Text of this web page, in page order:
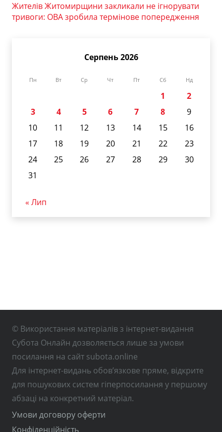
Жителів Житомирщини закликали не ігнорувати
тривоги: ОВА зробила термінове попередження
Серпень 2026
Пн Вт Ср Чт Пт Сб Нд
1
2
3
4 5 6 7 8
9
10
11 12 13 14 15
16
17
18 19 20 21 22
23
24
25 26 27 28 29
30
31
« Лип
© Використання матеріалів з інтернет-видання
Субота Онлайн дозволяється лише за умови
посилання на сайт subota.online
Для інтернет-видань обов’язкове пряме, відкрите
для пошукових систем гіперпосилання у першому
абзаці на конкретний матеріал.
Умови договору оферти
Конфіденційність